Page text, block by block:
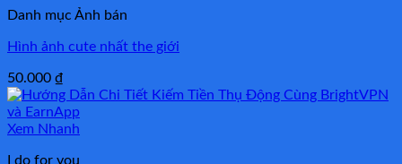
Danh mục Ảnh bán
Hình ảnh cute nhất the giới
50.000 ₫
Xem Nhanh
I do for you